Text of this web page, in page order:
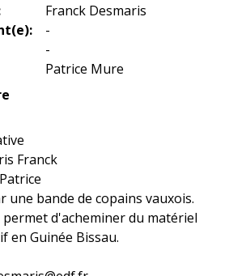
Franck Desmaris
-
-
Patrice Mure
Franck
une bande de copains vauxois.
d'acheminer du matériel
en Guinée Bissau.